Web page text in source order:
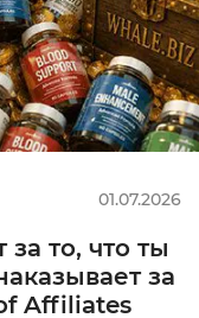
...
в посте
свой топик
с пере...
01.07.2026
за то, что ты
за
Affiliates